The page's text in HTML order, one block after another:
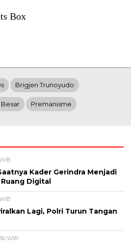
Box
Brigjen Trunoyudo
Premanisme
Kader Gerindra Menjadi
Digital
Lagi, Polri Turun Tangan
WIB